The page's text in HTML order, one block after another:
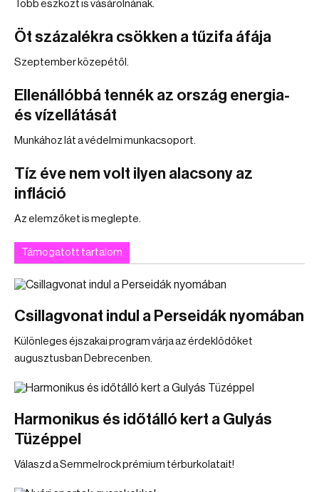
Több eszközt is vásárolnának.
Öt százalékra csökken a tűzifa áfája
Szeptember közepétől.
Ellenállóbbá tennék az ország energia-
és vízellátását
Munkához lát a védelmi munkacsoport.
Tíz éve nem volt ilyen alacsony az
infláció
Az elemzőket is meglepte.
Támogatott tartalom
Csillagvonat indul a Perseidák nyomában
Különleges éjszakai program várja az érdeklődőket
augusztusban Debrecenben.
Harmonikus és időtálló kert a Gulyás
Tüzéppel
Válaszd a Semmelrock prémium térburkolatait!